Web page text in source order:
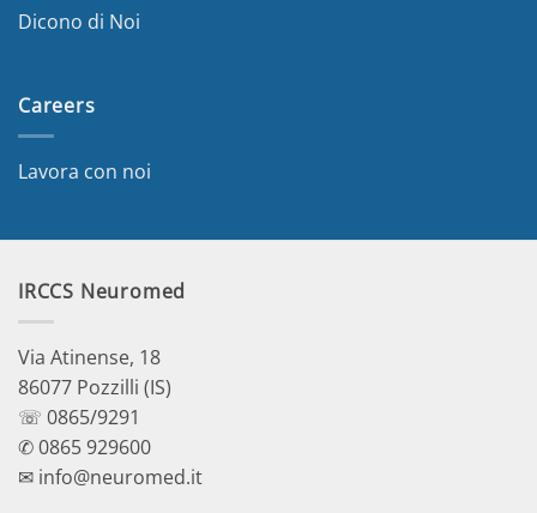
Dicono di Noi
Careers
Lavora con noi
IRCCS Neuromed
Via Atinense, 18
86077 Pozzilli (IS)
☏ 0865/9291
✆ 0865 929600
✉ info@neuromed.it